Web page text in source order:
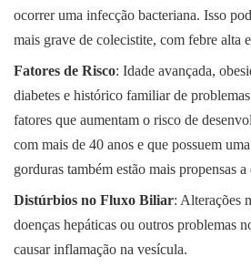
ocorrer uma infecção bacteriana. Isso
mais grave de colecistite, com febre alta
Fatores de Risco: Idade avançada,
diabetes e histórico familiar de
fatores que aumentam o risco de
com mais de 40 anos e que possuem
gorduras também estão mais propensas a
Distúrbios no Fluxo Biliar: Alterações
doenças hepáticas ou outros problemas
causar inflamação na vesícula.